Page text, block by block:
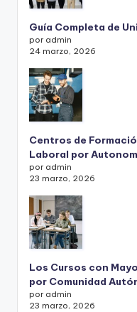
Guía Completa de
por admin
24 marzo, 2026
Centros de
Laboral por
por admin
23 marzo, 2026
Los Cursos con
por Comunidad
por admin
23 marzo, 2026